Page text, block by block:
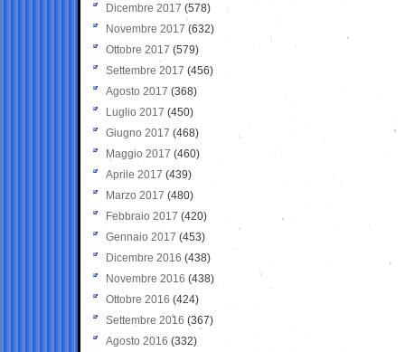
Dicembre 2017 (578)
Novembre 2017 (632)
Ottobre 2017 (579)
Settembre 2017 (456)
Agosto 2017 (368)
Luglio 2017 (450)
Giugno 2017 (468)
Maggio 2017 (460)
Aprile 2017 (439)
Marzo 2017 (480)
Febbraio 2017 (420)
Gennaio 2017 (453)
Dicembre 2016 (438)
Novembre 2016 (438)
Ottobre 2016 (424)
Settembre 2016 (367)
Agosto 2016 (332)